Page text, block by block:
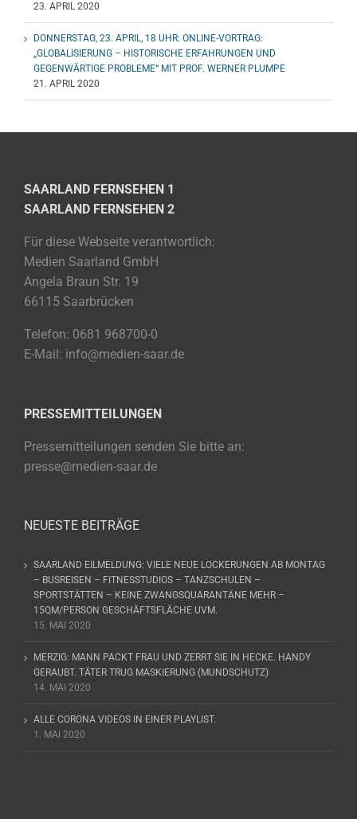
23. APRIL 2020
DONNERSTAG, 23. APRIL, 18 UHR: ONLINE-VORTRAG:
„GLOBALISIERUNG – HISTORISCHE ERFAHRUNGEN UND
GEGENWÄRTIGE PROBLEME“ MIT PROF. WERNER PLUMPE
21. APRIL 2020
SAARLAND FERNSEHEN 1
SAARLAND FERNSEHEN 2
Für diese Webseite verantwortlich:
Medien Saarland GmbH
Angela Braun Str. 19
66115 Saarbrücken
Telefon: 0681 968700-0
E-Mail: info@medien-saar.de
PRESSEMITTEILUNGEN
Pressemitteilungen senden Sie bitte an:
presse@medien-saar.de
NEUESTE BEITRÄGE
SAARLAND EILMELDUNG: VIELE NEUE LOCKERUNGEN AB MONTAG
– BUSREISEN – FITNESSTUDIOS – TANZSCHULEN –
SPORTSTÄTTEN – KEINE ZWANGSQUARANTÄNE MEHR –
15QM/PERSON GESCHÄFTSFLÄCHE UVM.
15. MAI 2020
MERZIG: MANN PACKT FRAU UND ZERRT SIE IN HECKE. HANDY
GERAUBT. TÄTER TRUG MASKIERUNG (MUNDSCHUTZ)
14. MAI 2020
ALLE CORONA VIDEOS IN EINER PLAYLIST.
1. MAI 2020